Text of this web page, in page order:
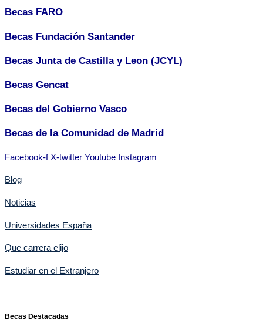
Becas FARO
Becas Fundación Santander
Becas Junta de Castilla y Leon (JCYL)
Becas Gencat
Becas del Gobierno Vasco
Becas de la Comunidad de Madrid
Facebook-f X-twitter Youtube Instagram
Blog
Noticias
Universidades España
Que carrera elijo
Estudiar en el Extranjero
Becas Destacadas